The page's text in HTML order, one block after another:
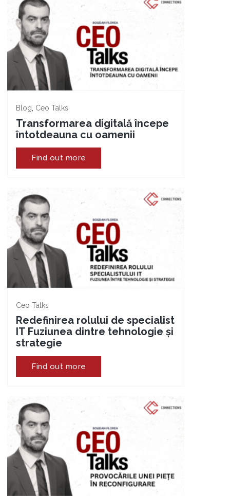
Blog, Ceo Talks
Transformarea digitală începe
întotdeauna cu oamenii
Find out more
Ceo Talks
Redefinirea rolului de specialist
IT Fuziunea dintre tehnologie și
strategie
Find out more